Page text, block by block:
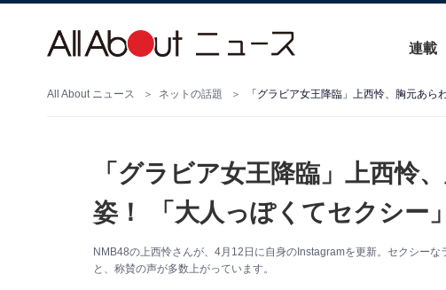
連載
All About ニュース ネットの話題
「グラビア女王降臨」上西怜
姿！ 「大人っぽくてセクシー
NMB48の上西怜さんが、4月12日に自身のInstagramを更新。セクシーな
と、称賛の声が多数上がっています。